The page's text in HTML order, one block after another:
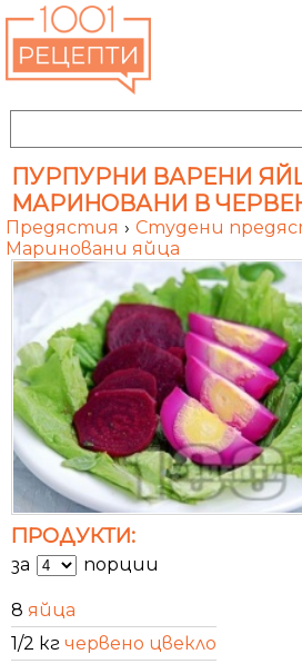
ПУРПУРНИ ВАРЕНИ
МАРИНОВАНИ В
Предястия › Студени
Мариновани яйца
ПРОДУКТИ:
за порции
8 яйца
1/2 кг червено цвекло